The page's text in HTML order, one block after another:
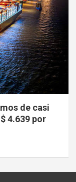
de casi
4.639 por